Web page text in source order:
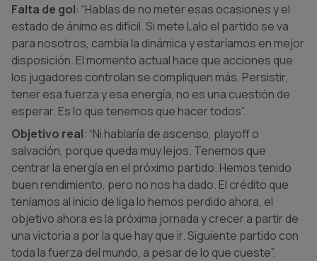
Falta de gol: “Hablas de no meter esas ocasiones y el
estado de ánimo es difícil. Si mete Lalo el partido se va
para nosotros, cambia la dinámica y estaríamos en mejor
disposición. El momento actual hace que acciones que
los jugadores controlan se compliquen más. Persistir,
tener esa fuerza y esa energía, no es una cuestión de
esperar. Es lo que tenemos que hacer todos”.
Objetivo real: “Ni hablaría de ascenso, playoff o
salvación, porque queda muy lejos. Tenemos que
centrar la energía en el próximo partido. Hemos tenido
buen rendimiento, pero no nos ha dado. El crédito que
teníamos al inicio de liga lo hemos perdido ahora, el
objetivo ahora es la próxima jornada y crecer a partir de
una victoria a por la que hay que ir. Siguiente partido con
toda la fuerza del mundo, a pesar de lo que cueste”.